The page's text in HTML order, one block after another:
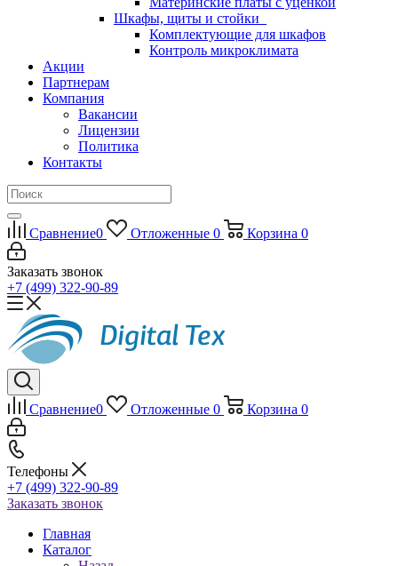
Шкафы, щиты и стойки
Комплектующие для шкафов
Контроль микроклимата
Акции
Партнерам
Компания
Вакансии
Лицензии
Политика
Контакты
Сравнение0 Отложенные 0 Корзина 0
Заказать звонок
+7 (499) 322-90-89
Сравнение0 Отложенные 0 Корзина 0
Телефоны
+7 (499) 322-90-89
Заказать звонок
Главная
Каталог